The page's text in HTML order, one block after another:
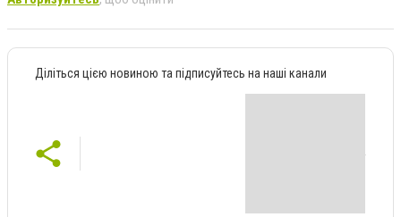
Діліться цією новиною та підписуйтесь на наші канали